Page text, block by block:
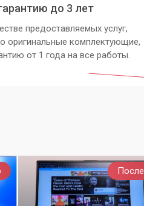
до 3 лет
предоставляемых услуг,
оригинальные комплектующие,
от 1 года на все работы.
После